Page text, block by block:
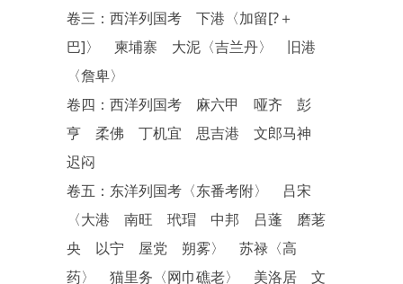
卷三：西洋列国考 下港〈加留[?＋
巴]〉 柬埔寨 大泥〈吉兰丹〉 旧港
〈詹卑〉
卷四：西洋列国考 麻六甲 哑齐 彭
亨 柔佛 丁机宜 思吉港 文郎马神
迟闷
卷五：东洋列国考〈东番考附〉 吕宋
〈大港 南旺 玳瑁 中邦 吕蓬 磨荖
央 以宁 屋党 朔雾〉 苏禄〈高
药〉 猫里务〈网巾礁老〉 美洛居 文